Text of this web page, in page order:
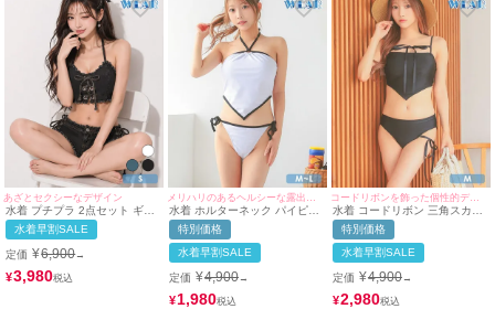
あざとセクシーなデザイン
水着 プチプラ 2点セット ギャ
ル セット リボン 編み上げ デ
ニム 黒 ブラック ビキニ (Sサ
イズ対応) | myMinette/マイミ
ネット
水着早割SALE
定価 ¥6,900→
¥3,980
水着 ホルターネック パイピン
グ 三角スカーフ ビスチェ 体型
カバー 韓国風 ギャル タンキニ
(ホワイト/早河ルカ)
特別価格
水着早割SALE
定価 ¥4,900→
¥1,980
コードリボンを飾った個性的ディティール♡
水着 コードリボン 三角スカー
フ ビスチェ 体型カバー ワンカ
ラー 韓国風 ギャル タンキニ
(ブラック/早河ルカ)
特別価格
水着早割SALE
定価 ¥4,900→
¥2,980